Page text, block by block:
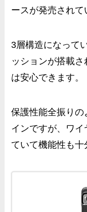
ースが発売されて
3層構造になって
ッションが搭載
は安心できます。
保護性能全振り
インですが、ワ
ていて機能性も十